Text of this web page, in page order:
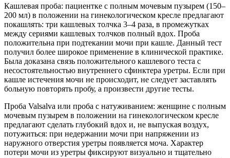
Кашлевая проба: пациентке с полным мочевым пузырем (150–
200 мл) в положении на гинекологическом кресле предлагают
покашлять: три кашлевых толчка 3–4 раза, в промежутках
между сериями кашлевых толчков полный вдох. Проба
положительна при подтекании мочи при кашле. Данный тест
получил более широкое применение в клинической практике.
Была доказана связь положительного кашлевого теста с
несостоятельностью внутреннего сфинктера уретры. Если при
кашле истечения мочи не происходит, не следует заставлять
больную повторять пробу, а произвести другие тесты.
Проба Valsalva или проба с натуживанием: женщине с полным
мочевым пузырем в положении на гинекологическом кресле
предлагают сделать глубокий вдох и, не выпуская воздух,
потужиться: при недержании мочи при напряжении из
наружного отверстия уретры появляется моча. Характер
потери мочи из уретры фиксируют визуально и тщательно